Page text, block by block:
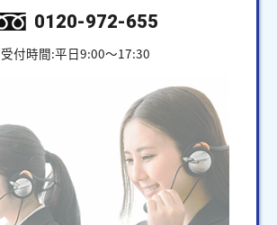
0120-972-655
受付時間:平日9:00～17:30